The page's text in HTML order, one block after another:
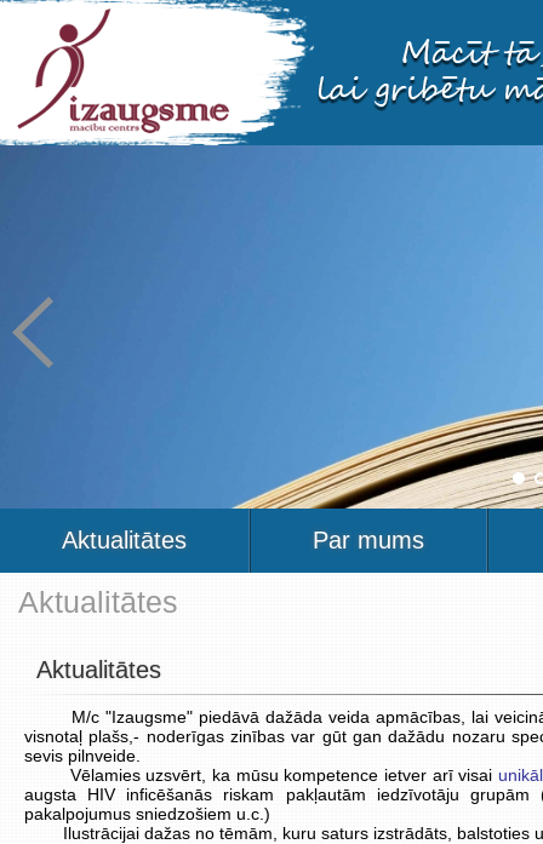
Aktualitātes Par mums
Aktualitātes
Aktualitātes
M/c "Izaugsme" piedāvā dažāda veida apmācības, lai
visnotaļ plašs,- noderīgas zinības var gūt gan dažādu nozaru
sevis pilnveide.
Vēlamies uzsvērt, ka mūsu kompetence ietver arī visai
augsta HIV inficēšanās riskam pakļautām iedzīvotāju grupām
pakalpojumus sniedzošiem u.c.)
Ilustrācijai dažas no tēmām, kuru saturs izstrādāts, balstoties